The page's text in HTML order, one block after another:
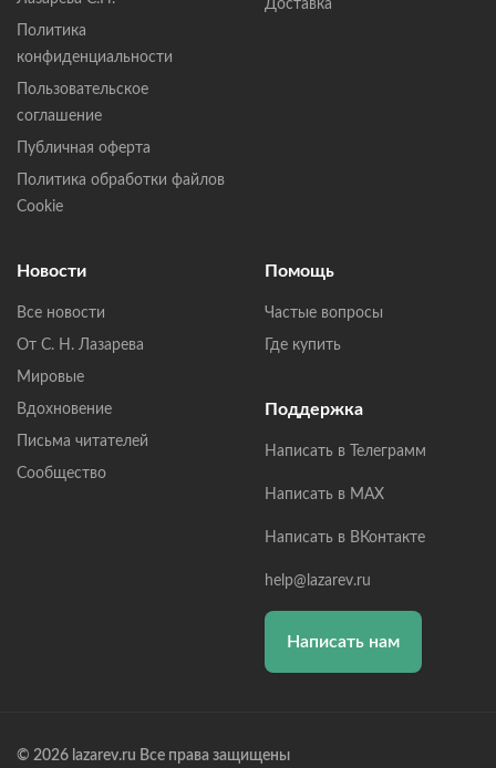
Политика
конфиденциальности
Пользовательское
соглашение
Публичная оферта
Политика обработки файлов
Cookie
Доставка
Новости
Все новости
От С. Н. Лазарева
Мировые
Вдохновение
Письма читателей
Сообщество
Помощь
Частые вопросы
Где купить
Поддержка
Написать в Телеграмм
Написать в MAX
Написать в ВКонтакте
help@lazarev.ru
Написать нам
© 2026 lazarev.ru Все права защищены